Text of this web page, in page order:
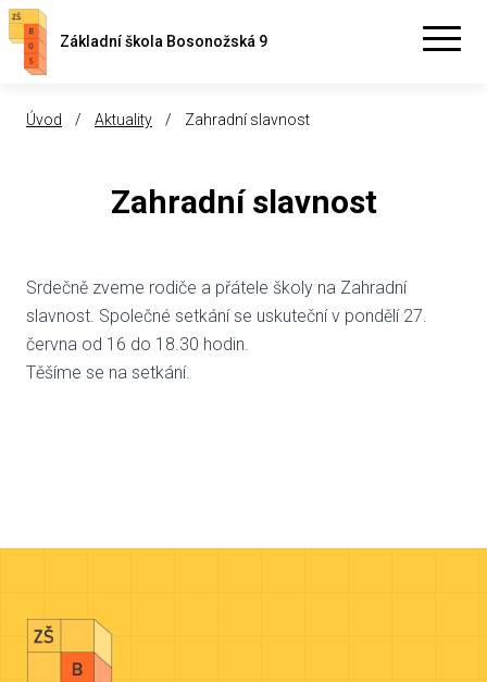
Základní škola Bosonožská 9
Úvod / Aktuality / Zahradní slavnost
Zahradní slavnost
Srdečně zveme rodiče a přátele školy na Zahradní
slavnost. Společné setkání se uskuteční v pondělí 27.
června od 16 do 18.30 hodin.
Těšíme se na setkání.